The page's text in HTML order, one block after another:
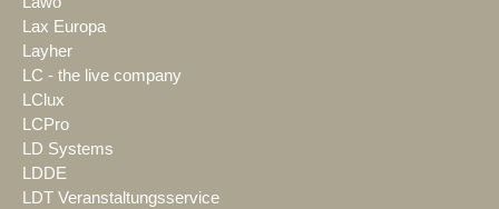
Lax Europa
Layher
LC - the live company
LClux
LCPro
LD Systems
LDDE
LDT Veranstaltungsservice